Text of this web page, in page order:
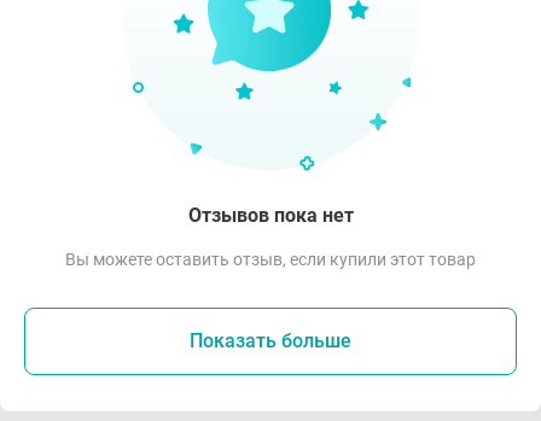
Отзывов пока нет
Вы можете оставить отзыв, если купили этот товар
Показать больше